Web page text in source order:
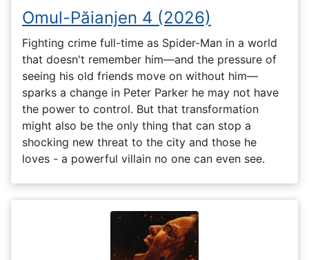
Omul-Păianjen 4 (2026)
Fighting crime full-time as Spider-Man in a world
that doesn't remember him—and the pressure of
seeing his old friends move on without him—
sparks a change in Peter Parker he may not have
the power to control. But that transformation
might also be the only thing that can stop a
shocking new threat to the city and those he
loves - a powerful villain no one can even see.